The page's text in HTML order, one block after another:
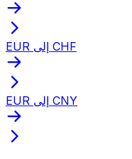
EUR إلى CHF
EUR إلى CNY